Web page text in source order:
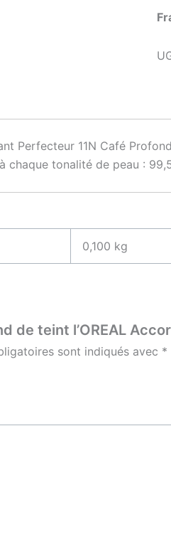
Perfecteur 11N Café
chaque tonalité de peau :
0,100 kg
de teint l’OREAL
sont indiqués avec *